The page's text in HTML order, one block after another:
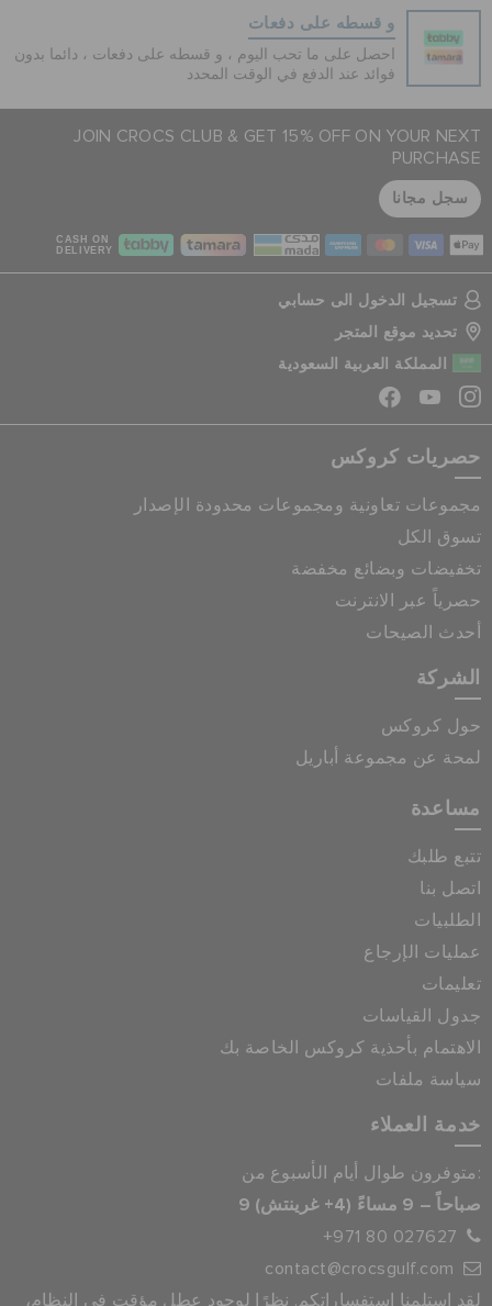
و قسطه على دفعات
احصل على ما تحب اليوم ، و قسطه على دفعات ، دائما بدون
فوائد عند الدفع في الوقت المحدد
JOIN CROCS CLUB & GET 15% OFF ON YOUR NEXT
PURCHASE
سجل مجانا
CASH ON
DELIVERY
تسجيل الدخول الى حسابي
تحديد موقع المتجر
المملكة العربية السعودية
حصريات كروكس
مجموعات تعاونية ومجموعات محدودة الإصدار
تسوق الكل
تخفيضات وبضائع مخفضة
حصرياً عبر الانترنت
أحدث الصيحات
الشركة
حول كروكس
لمحة عن مجموعة أباريل
مساعدة
تتبع طلبك
اتصل بنا
الطلبيات
عمليات الإرجاع
تعليمات
جدول القياسات
الاهتمام بأحذية كروكس الخاصة بك
سياسة ملفات
خدمة العملاء
متوفرون طوال أيام الأسبوع من:
9 صباحاً – 9 مساءً (4+ غرينتش)
+971 80 027627
contact@crocsgulf.com
لقد استلمنا استفساراتكم. نظرًا لوجود عطل مؤقت في النظام،